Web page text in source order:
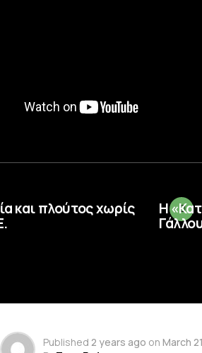
και πλούτος χωρίς
Η
Published 2 years ago on March